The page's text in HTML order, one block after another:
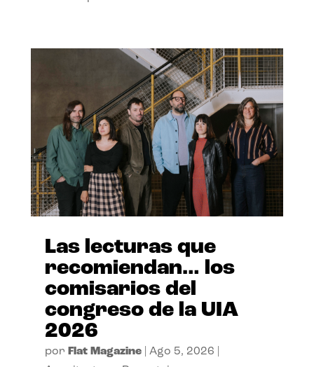
Las lecturas que
recomiendan… los
comisarios del
congreso de la UIA
2026
por Flat Magazine| Ago 5, 2026